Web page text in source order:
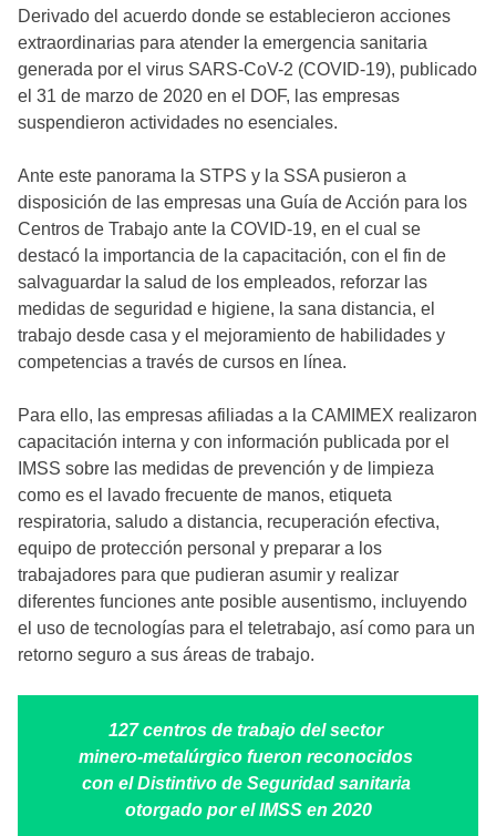
Derivado del acuerdo donde se establecieron acciones
extraordinarias para atender la emergencia sanitaria
generada por el virus SARS-CoV-2 (COVID-19), publicado
el 31 de marzo de 2020 en el DOF, las empresas
suspendieron actividades no esenciales.
Ante este panorama la STPS y la SSA pusieron a
disposición de las empresas una Guía de Acción para los
Centros de Trabajo ante la COVID-19, en el cual se
destacó la importancia de la capacitación, con el fin de
salvaguardar la salud de los empleados, reforzar las
medidas de seguridad e higiene, la sana distancia, el
trabajo desde casa y el mejoramiento de habilidades y
competencias a través de cursos en línea.
Para ello, las empresas afiliadas a la CAMIMEX realizaron
capacitación interna y con información publicada por el
IMSS sobre las medidas de prevención y de limpieza
como es el lavado frecuente de manos, etiqueta
respiratoria, saludo a distancia, recuperación efectiva,
equipo de protección personal y preparar a los
trabajadores para que pudieran asumir y realizar
diferentes funciones ante posible ausentismo, incluyendo
el uso de tecnologías para el teletrabajo, así como para un
retorno seguro a sus áreas de trabajo.
127 centros de trabajo del sector
minero-metalúrgico fueron reconocidos
con el Distintivo de Seguridad sanitaria
otorgado por el IMSS en 2020